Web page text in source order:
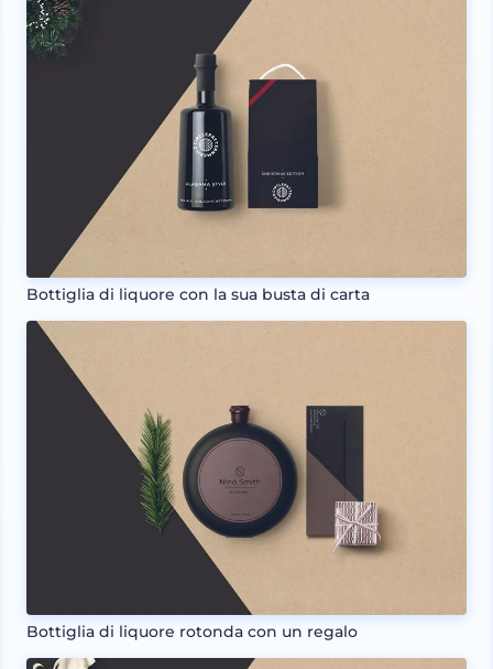
Bottiglia di liquore con la sua busta di carta
Bottiglia di liquore rotonda con un regalo